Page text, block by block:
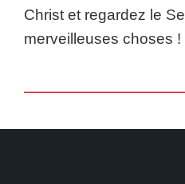
Christ et regardez le
merveilleuses choses !